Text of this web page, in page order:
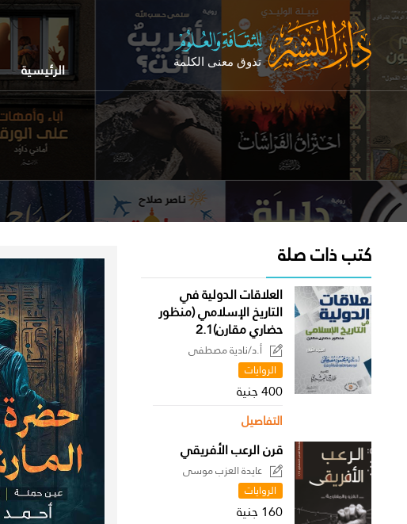
الرئيسية
كتب ذات صلة
العلاقات الدولية في
التاريخ الإسلامي (منظور
حضاري مقارن)2.1
أ.د/نادية مصطفى
الروايات
400 جنية
التفاصيل
قرن الرعب الأفريقي
عايدة العزب موسى
الروايات
160 جنية